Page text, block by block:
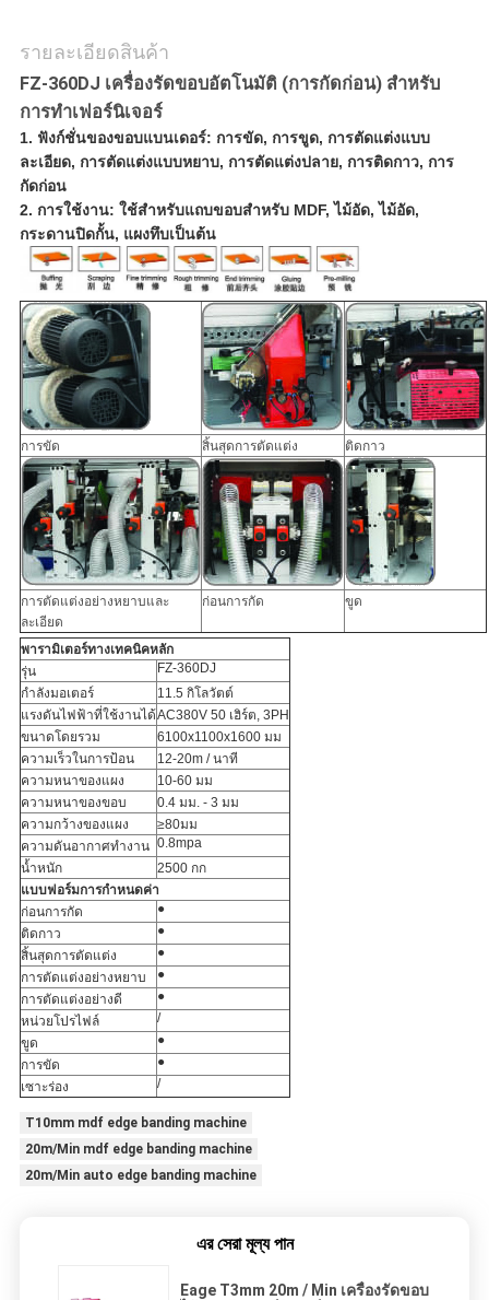
PRIVACY
POLICY
รายละเอียดสินค้า
FZ-360DJ เครื่องรัดขอบอัตโนมัติ (การกัดก่อน) สำหรับ
การทำเฟอร์นิเจอร์
1. ฟังก์ชั่นของขอบแบนเดอร์: การขัด, การขูด, การตัดแต่งแบบ
ละเอียด, การตัดแต่งแบบหยาบ, การตัดแต่งปลาย, การติดกาว, การ
กัดก่อน
2. การใช้งาน: ใช้สำหรับแถบขอบสำหรับ MDF, ไม้อัด, ไม้อัด,
กระดานปิดกั้น, แผงทึบเป็นต้น
การขัด สิ้นสุดการตัดแต่ง ติดกาว
การตัดแต่งอย่างหยาบและ
ละเอียด
ก่อนการกัด ขูด
พารามิเตอร์ทางเทคนิคหลัก
รุ่น
FZ-360DJ
กำลังมอเตอร์
11.5 กิโลวัตต์
แรงดันไฟฟ้าที่ใช้งานได้AC380V 50 เฮิร์ต, 3PH
ขนาดโดยรวม
6100x1100x1600 มม
ความเร็วในการป้อน
12-20m / นาที
ความหนาของแผง
10-60 มม
ความหนาของขอบ
0.4 มม. - 3 มม
ความกว้างของแผง
≥80มม
ความดันอากาศทำงาน 0.8mpa
น้ำหนัก
2500 กก
แบบฟอร์มการกำหนดค่า
ก่อนการกัด
●
ติดกาว
●
สิ้นสุดการตัดแต่ง
●
การตัดแต่งอย่างหยาบ
●
การตัดแต่งอย่างดี
●
หน่วยโปรไฟล์
/
ขูด
●
การขัด
●
เซาะร่อง
/
T10mm mdf edge banding machine
20m/Min mdf edge banding machine
20m/Min auto edge banding machine
এর সেরা মূল্য পান
Eage T3mm 20m / Min เครื่องรัดขอบ